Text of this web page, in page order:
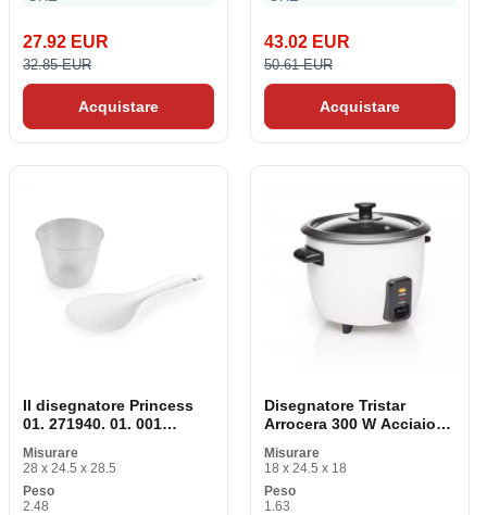
27.92 EUR
32.85 EUR
Acquistare
43.02 EUR
50.61 EUR
Acquistare
Il disegnatore Princess
01. 271940. 01. 001
Misurare
28 x 24.5 x 28.5
Peso
2.48
Disegnatore Tristar
Arrocera 300 W Acciaio
Nero/Bianco 600 ml
Misurare
18 x 24.5 x 18
Peso
1.63